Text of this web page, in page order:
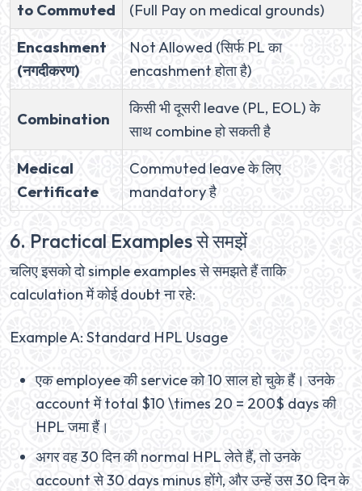
to Commuted
(Full Pay on medical grounds)
Encashment
(नगदीकरण)
Not Allowed (सिर्फ PL का
encashment होता है)
Combination
किसी भी दूसरी leave (PL, EOL) के
साथ combine हो सकती है
Medical
Certificate
Commuted leave के लिए
mandatory है
6. Practical Examples से समझें
चलिए इसको दो simple examples से समझते हैं ताकि
calculation में कोई doubt ना रहे:
Example A: Standard HPL Usage
एक employee की service को 10 साल हो चुके हैं। उनके
account में total $10 \times 20 = 200$ days की
HPL जमा हैं।
अगर वह 30 दिन की normal HPL लेते हैं, तो उनके
account से 30 days minus होंगे, और उन्हें उस 30 दिन के